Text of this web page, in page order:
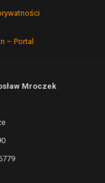
– Portal
Mroczek